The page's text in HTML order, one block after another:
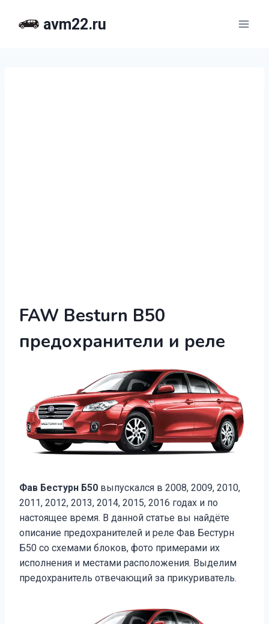
avm22.ru
FAW Besturn B50
предохранители и реле
Фав Бестурн Б50 выпускался в 2008, 2009, 2010,
2011, 2012, 2013, 2014, 2015, 2016 годах и по
настоящее время. В данной статье вы найдёте
описание предохранителей и реле Фав Бестурн
Б50 со схемами блоков, фото примерами их
исполнения и местами расположения. Выделим
предохранитель отвечающий за прикуриватель.